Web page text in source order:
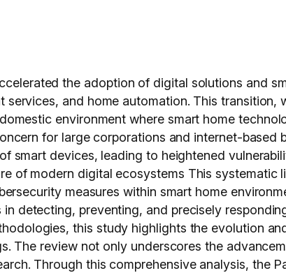
the adoption of digital solutions and
and home automation. This transition,
environment where smart home
for large corporations and internet-based
smart devices, leading to heightened
of modern digital ecosystems This systematic
measures within smart home
detecting, preventing, and precisely
this study highlights the evolution
The review not only underscores the
Through this comprehensive analysis, the